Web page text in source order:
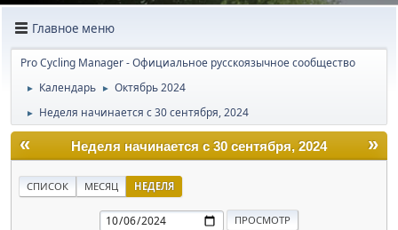
Главное меню
Pro Cycling Manager - Официальное русскоязычное сообщество
► Календарь ► Октябрь 2024
► Неделя начинается с 30 сентября, 2024
« »
Неделя начинается с 30 сентября, 2024
СПИСОК МЕСЯЦ НЕДЕЛЯ